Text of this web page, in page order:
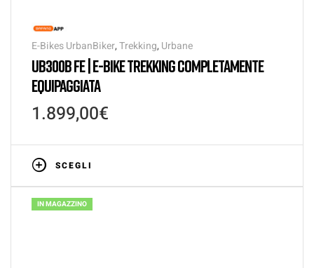
E-Bikes UrbanBiker,Trekking, Urbane
UB300B FE | E-BIKE TREKKING COMPLETAMENTE
EQUIPAGGIATA
1.899,00€
SCEGLI
IN MAGAZZINO